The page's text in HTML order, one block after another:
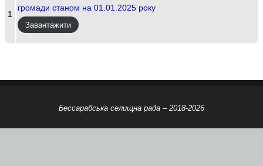
1
громади станом на 01.01.2025 року
Завантажити
Бессарабська селищна рада – 2018-2026